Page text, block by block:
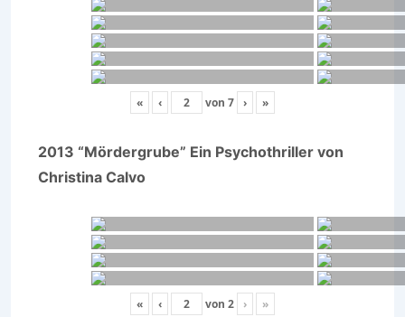
« ‹ von 7 › »
2013 “Mördergrube” Ein Psychothriller von
Christina Calvo
« ‹ von 2 › »